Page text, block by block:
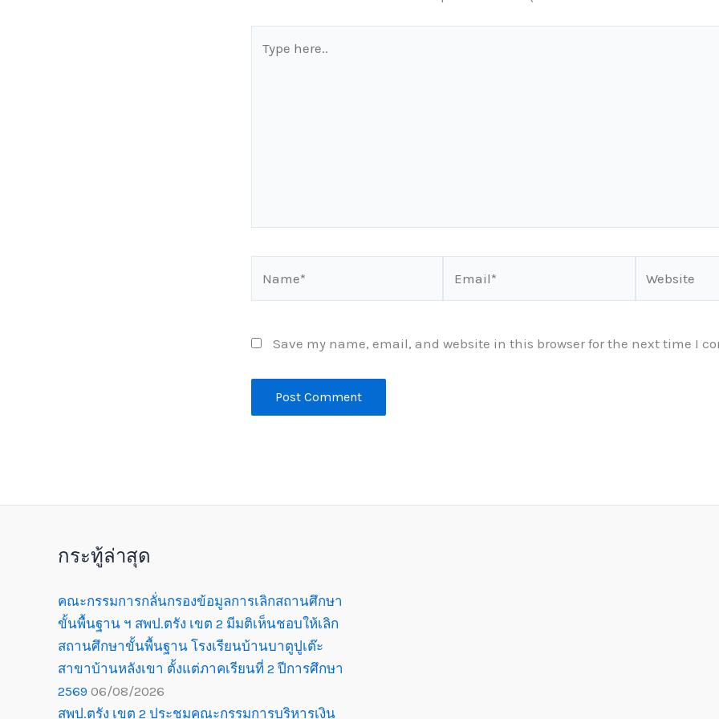
here..
Save my name, email, and website in this browser for the next time I
กระทู้ล่าสุด
คณะกรรมการกลั่นกรองข้อมูลการเลิกสถานศึกษา
ขั้นพื้นฐาน ฯ สพป.ตรัง เขต 2 มีมติเห็นชอบให้เลิก
สถานศึกษาขั้นพื้นฐาน โรงเรียนบ้านบาตูปูเต๊ะ
สาขาบ้านหลังเขา ตั้งแต่ภาคเรียนที่ 2 ปีการศึกษา
2569 06/08/2026
สพป.ตรัง เขต 2 ประชุมคณะกรรมการบริหารเงิน